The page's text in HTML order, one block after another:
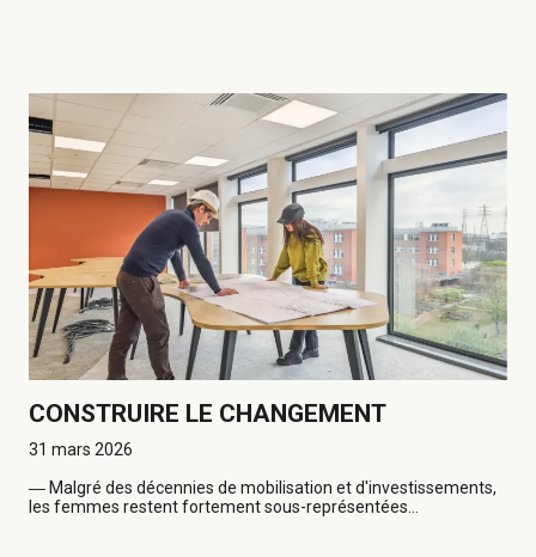
CONSTRUIRE LE CHANGEMENT
31 mars 2026
― Malgré des décennies de mobilisation et d'investissements,
les femmes restent fortement sous-représentées...